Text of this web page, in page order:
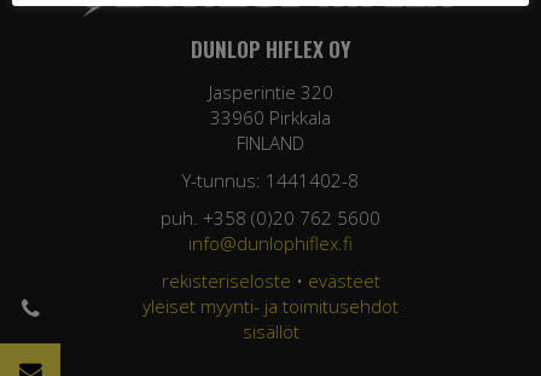
DUNLOP HIFLEX OY
Jasperintie 320
33960 Pirkkala
FINLAND
Y-tunnus: 1441402-8
puh. +358 (0)20 762 5600
info@dunlophiflex.fi
rekisteriseloste • evästeet
yleiset myynti- ja toimitusehdot
sisällöt